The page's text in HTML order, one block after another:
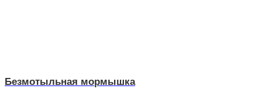
Безмотыльная мормышка